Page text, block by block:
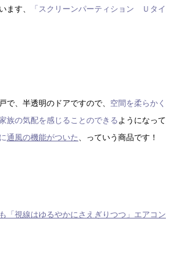
ます、
「スクリーンパーティション Ｕタイ
で、半透明のドアですので、 空間を柔らかく
族の気配を感じることのできるようになって
通風の機能がついた、っていう商品です！
「視線はゆるやかにさえぎりつつ」エアコン